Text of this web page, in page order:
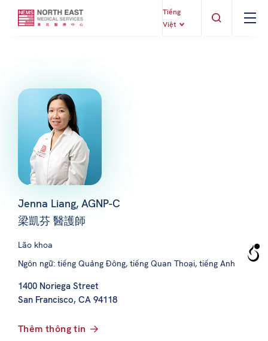
Tiếng
Việt
Jenna Liang, AGNP-C
梁凱芬 醫護師
Lão khoa
Ngôn ngữ: tiếng Quảng Đông, tiếng Quan Thoại, tiếng Anh
1400 Noriega Street
San Francisco, CA 94118
Thêm thông tin